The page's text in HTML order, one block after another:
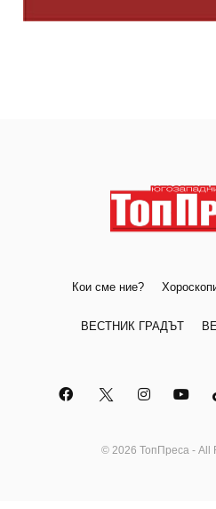
Кои сме ние?
ВЕСТНИК ГРАДЪТ
© 2026 ТопПреса - All